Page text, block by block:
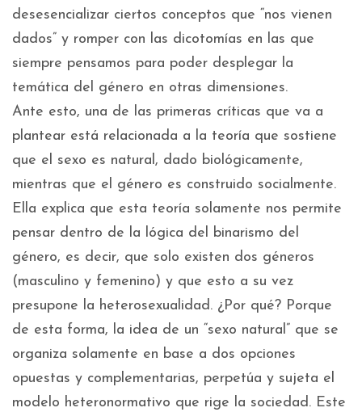
desesencializar ciertos conceptos que “nos vienen
dados” y romper con las dicotomías en las que
siempre pensamos para poder desplegar la
temática del género en otras dimensiones.
Ante esto, una de las primeras críticas que va a
plantear está relacionada a la teoría que sostiene
que el sexo es natural, dado biológicamente,
mientras que el género es construido socialmente.
Ella explica que esta teoría solamente nos permite
pensar dentro de la lógica del binarismo del
género, es decir, que solo existen dos géneros
(masculino y femenino) y que esto a su vez
presupone la heterosexualidad. ¿Por qué? Porque
de esta forma, la idea de un “sexo natural” que se
organiza solamente en base a dos opciones
opuestas y complementarias, perpetúa y sujeta el
modelo heteronormativo que rige la sociedad. Este